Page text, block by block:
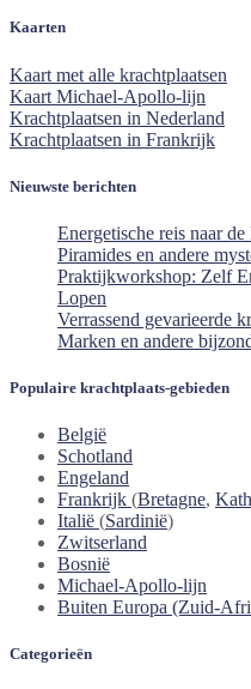
Kaarten
Kaart met alle krachtplaatsen
Kaart Michael-Apollo-lijn
Krachtplaatsen in Nederland
Krachtplaatsen in Frankrijk
Nieuwste berichten
Energetische reis naar
Piramides en andere
Praktijkworkshop: Zelf
Lopen
Verrassend gevarieerde
Marken en andere
Populaire krachtplaats-gebieden
België
Schotland
Engeland
Frankrijk (Bretagne,
Italië (Sardinië)
Zwitserland
Bosnië
Michael-Apollo-lijn
Buiten Europa (Zuid-
Categorieën